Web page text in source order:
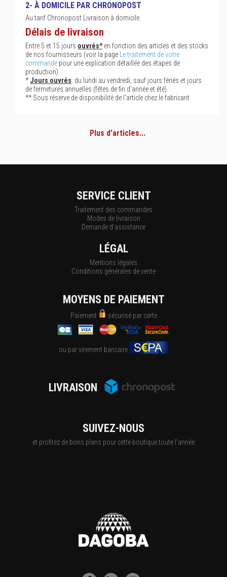
2- À DOMICILE PAR CHRONOPOST
Au tarif Chronopost Livraison à domicile.
Délais de livraison
Entre 5 et 15 jours ouvrés*en fonction des articles et des stocks
de nos fournisseurs (voir la page
Le traitement de votre
commande pour une explication détaillée des étapes de
production).
*Jours ouvrés: du lundi au vendredi, sauf jours fériés et jours
de fermetures annuelles (fêtes de fin d'année et été).
** Sous réserve de disponibilité de l'article chez le fabricant
Plus d'articles...
SERVICE CLIENT
Traitement des commandes
Modes de livraison
Demande d'assistance
LÉGAL
Mentions légales
Conditions générales de vente
MOYENS DE PAIEMENT
Paiement sécurisé par carte
ou par virement bancaire
LIVRAISON
SUIVEZ-NOUS
et profitez de bons plans pour cette boutique toute l'année